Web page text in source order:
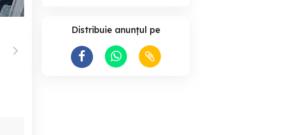
Distribuie anunțul pe